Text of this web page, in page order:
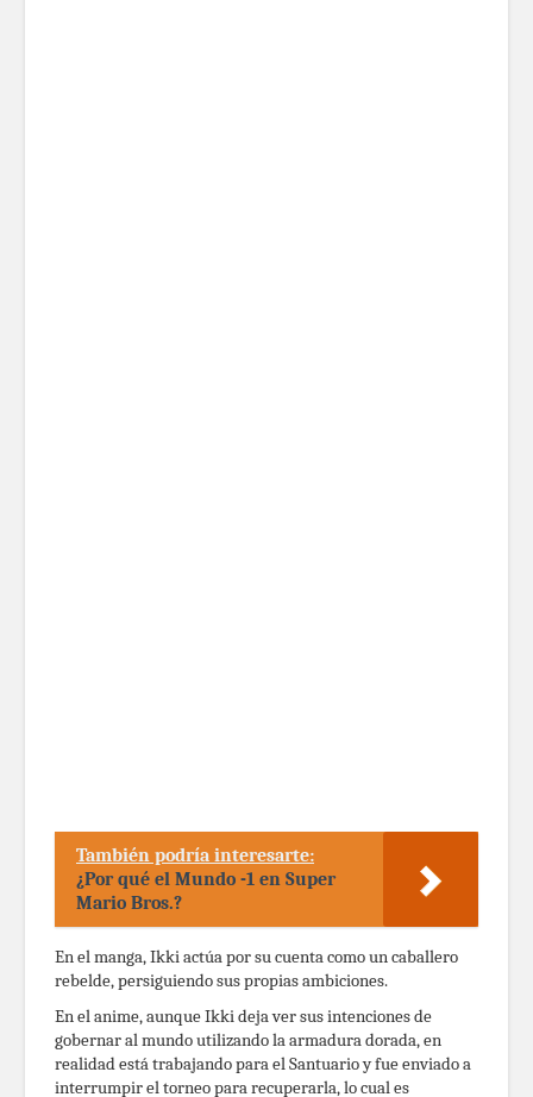
También podría interesarte:
¿Por qué el Mundo -1 en Super
Mario Bros.?
En el manga, Ikki actúa por su cuenta como un caballero
rebelde, persiguiendo sus propias ambiciones.
En el anime, aunque Ikki deja ver sus intenciones de
gobernar al mundo utilizando la armadura dorada, en
realidad está trabajando para el Santuario y fue enviado a
interrumpir el torneo para recuperarla, lo cual es